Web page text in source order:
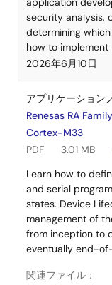
security analysis,
determining
how to
2026年6月10日
アプリケーション
Renesas RA
Cortex-M33
PDF
3.01 MB
Learn how to
and serial
states. Device
management of
from inception to
eventually end-
関連ファイル：